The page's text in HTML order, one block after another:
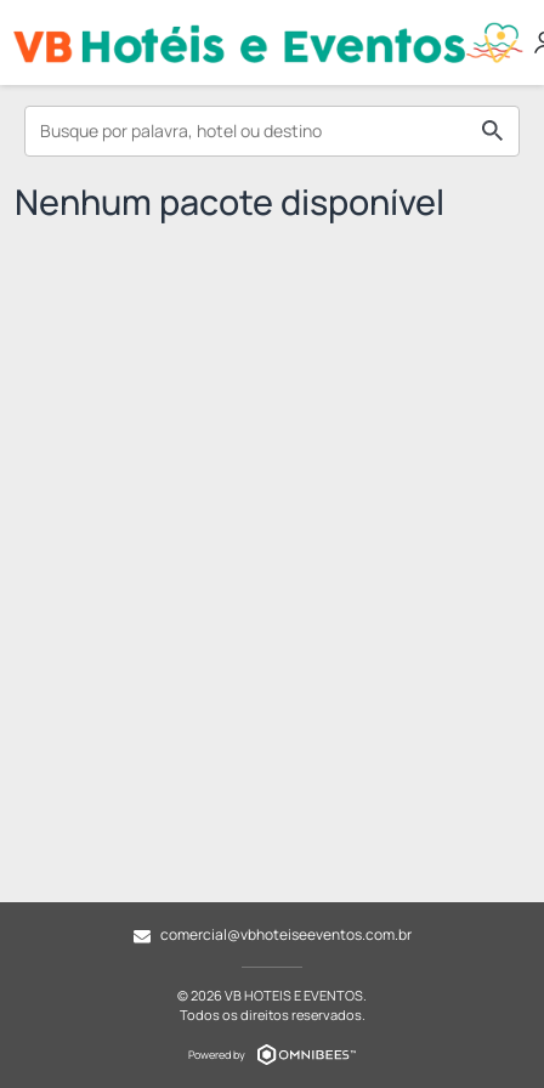
Nenhum pacote disponível
comercial@vbhoteiseeventos.com.br
© 2026 VB HOTEIS E EVENTOS.
Todos os direitos reservados.
Powered by